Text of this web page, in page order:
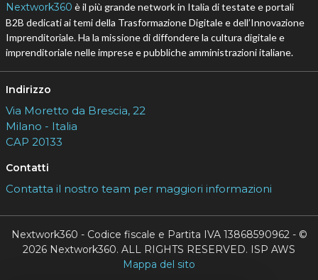
Nextwork360 è il più grande network in Italia di testate e portali
B2B dedicati ai temi della Trasformazione Digitale e dell’Innovazione
Imprenditoriale. Ha la missione di diffondere la cultura digitale e
imprenditoriale nelle imprese e pubbliche amministrazioni italiane.
Indirizzo
Via Moretto da Brescia, 22
Milano - Italia
CAP 20133
Contatti
Contatta il nostro team per maggiori informazioni
Nextwork360 - Codice fiscale e Partita IVA 13868590962 - ©
2026 Nextwork360. ALL RIGHTS RESERVED. ISP AWS
Mappa del sito